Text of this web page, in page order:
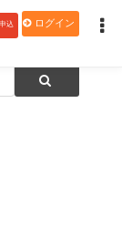
込 ログイン
テーマにした「第